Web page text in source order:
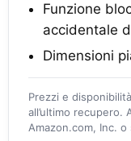
Funzione
accidentale
Dimensioni
Prezzi e
all’ultimo recupero.
Amazon.com, Inc.